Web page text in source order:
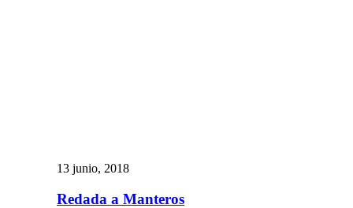
13 junio, 2018
Redada a Manteros